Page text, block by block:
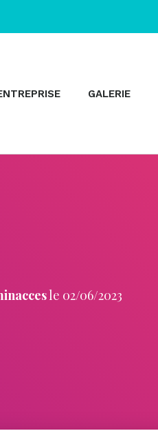
GALERIE
le 02/06/2023